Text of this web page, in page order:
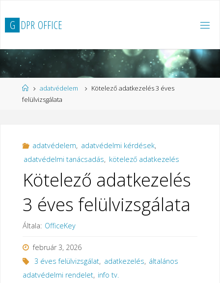
tartalomhoz
G DPR OFFICE
Kezdőlap
adatvédelem
Kötelező adatkezelés 3 éves
felülvizsgálata
adatvédelem, adatvédelmi kérdések,
adatvédelmi tanácsadás, kötelező adatkezelés
Kötelező adatkezelés
3 éves felülvizsgálata
Általa: OfficeKey
február 3, 2026
3 éves felülvizsgálat, adatkezelés, általános
adatvédelmi rendelet, info tv.